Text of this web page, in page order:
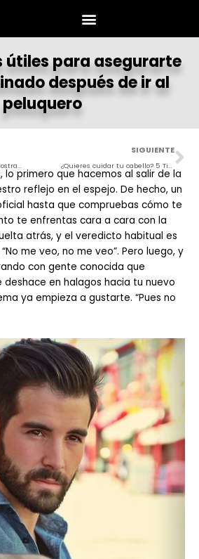
útiles para asegurarte
después de ir al
peluquero
¿Cabello grueso?Aquí te mostramos 3 estilos para lucir
SIGUIENTE
¿Quieres cuidar tu cabello? 5 Tips para lograrlo
lo primero que hacemos al salir de la
reflejo en el espejo. De hecho, un
hasta que compruebas cómo te
te enfrentas cara a cara con la
atrás, y el veredicto habitual es
me veo, no me veo”. Pero luego, y
con gente conocida que
deshace en halagos hacia tu nuevo
ya empieza a gustarte. “Pues no